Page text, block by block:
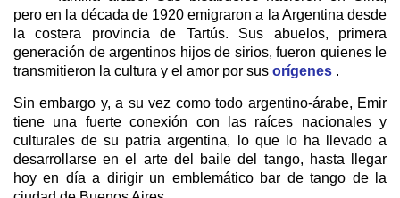
pero en la década de 1920 emigraron a la Argentina desde
la costera provincia de Tartús. Sus abuelos, primera
generación de argentinos hijos de sirios, fueron quienes le
transmitieron la cultura y el amor por sus orígenes .
Sin embargo y, a su vez como todo argentino-árabe, Emir
tiene una fuerte conexión con las raíces nacionales y
culturales de su patria argentina, lo que lo ha llevado a
desarrollarse en el arte del baile del tango, hasta llegar
hoy en día a dirigir un emblemático bar de tango de la